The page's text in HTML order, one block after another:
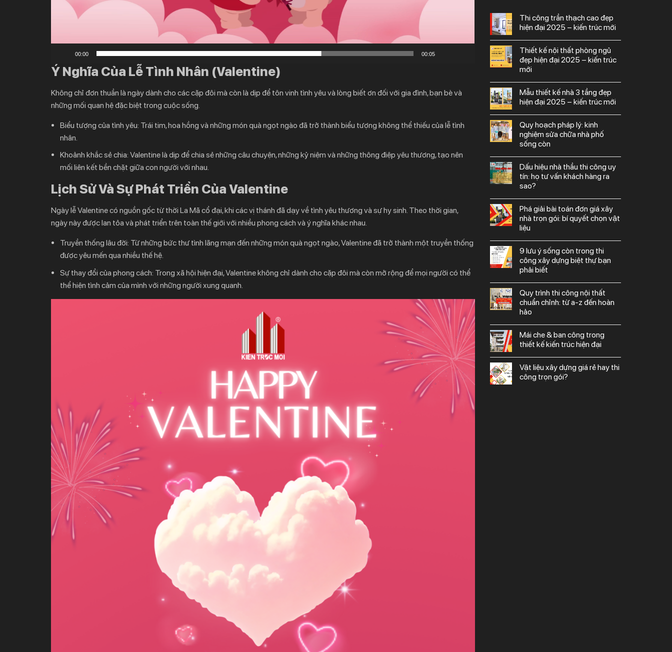
00:00 00:05
Ý Nghĩa Của Lễ Tình Nhân (Valentine)
Không chỉ đơn thuần là ngày dành cho các cặp đôi mà còn là dịp để tôn vinh tình yêu và lòng biết ơn đối với gia đình, bạn bè và
những mối quan hệ đặc biệt trong cuộc sống.
Biểu tượng của tình yêu: Trái tim, hoa hồng và những món quà ngọt ngào đã trở thành biểu tượng không thể thiếu của lễ tình
nhân.
Khoảnh khắc sẻ chia: Valentine là dịp để chia sẻ những câu chuyện, những kỷ niệm và những thông điệp yêu thương, tạo nên
mối liên kết bền chặt giữa con người với nhau.
Lịch Sử Và Sự Phát Triển Của Valentine
Ngày lễ Valentine có nguồn gốc từ thời La Mã cổ đại, khi các vị thánh đã dạy về tình yêu thương và sự hy sinh. Theo thời gian,
ngày này được lan tỏa và phát triển trên toàn thế giới với nhiều phong cách và ý nghĩa khác nhau.
Truyền thống lâu đời: Từ những bức thư tình lãng mạn đến những món quà ngọt ngào, Valentine đã trở thành một truyền thống
được yêu mến qua nhiều thế hệ.
Sự thay đổi của phong cách: Trong xã hội hiện đại, Valentine không chỉ dành cho cặp đôi mà còn mở rộng để mọi người có thể
thể hiện tình cảm của mình với những người xung quanh.
thi công trần thạch cao đẹp
hiện đại 2025 – kiến trúc mới
thiết kế nội thất phòng ngủ
đẹp hiện đại 2025 – kiến trúc
mới
mẫu thiết kế nhà 3 tầng đẹp
hiện đại 2025 – kiến trúc mới
quy hoạch pháp lý: kinh
nghiệm sửa chữa nhà phố
sống còn
dấu hiệu nhà thầu thi công uy
tín: họ tư vấn khách hàng ra
sao?
phá giải bài toán đơn giá xây
nhà trọn gói: bí quyết chọn vật
liệu
9 lưu ý sống còn trong thi
công xây dựng biệt thự bạn
phải biết
quy trình thi công nội thất
chuẩn chỉnh: từ a-z đến hoàn
hảo
mái che & ban công trong
thiết kế kiến trúc hiện đại
vật liệu xây dựng giá rẻ hay thi
công trọn gói?